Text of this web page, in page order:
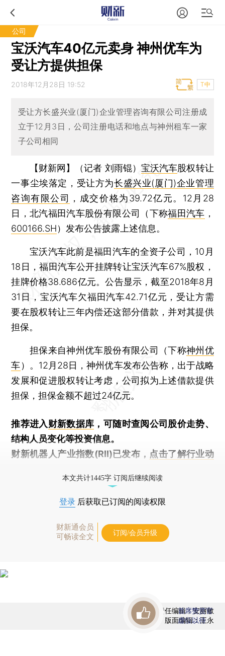
公司
宝沃汽车40亿元卖身 神州优车为
受让方提供担保
2018年12月28日 19:52 T中
受让方长盛兴业(厦门)企业管理咨询有限公司注册成
立于12月3日，公司注册电话和地点与神州租车一家
子公司相同
【财新网】（记者 刘雨锟） 宝沃汽车股权转让
一事尘埃落定，受让方为长盛兴业(厦门)企业管理
咨询有限公司
，成交价格为39.72亿元。12月28
日，北汽福田汽车股份有限公司（下称福田汽车 ，
600166.SH）发布公告披露上述信息。
宝沃汽车此前是福田汽车的全资子公司，10月
18日，福田汽车公开挂牌转让宝沃汽车67%股权，
挂牌价格38.686亿元。公告显示，截至2018年8月
31日，宝沃汽车欠福田汽车42.71亿元，受让方需
要在股权转让三年内偿还这部分借款，并对其提供
担保。
担保来自神州优车股份有限公司（下称神州优
车）。12月28日，神州优车发布公告称，出于战略
发展和促进股权转让考虑，公司拟为上述借款提供
担保，担保金额不超过24亿元。
推荐进入财新数据库 ，可随时查阅公司股价走势、
结构人员变化等投资信息。
财新机器人产业指数(RII)已发布， 点击了解行业动
本文共计1445字 订阅后继续阅读
登录 后获取已订阅的阅读权限
财新通会员
可畅读全文
订阅/会员升级
责任编辑：安丽敏
版面编辑：王永
首席赞赏官
虚位以待